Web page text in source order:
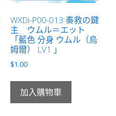
WXDi-P00-013 奏救の鍵
主 ウムル＝エット
「藍色 分身 ウムル（烏
姆爾） LV1 」
$1.00
加入購物車